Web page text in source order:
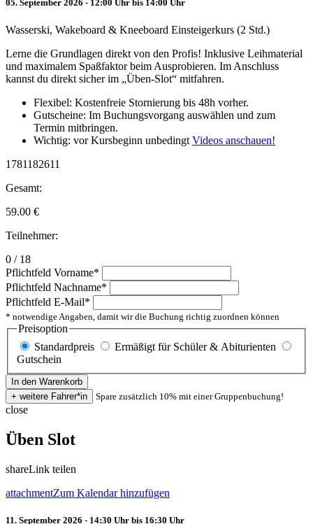
05. September 2026 - 12:00 Uhr bis 14:00 Uhr
Wasserski, Wakeboard & Kneeboard Einsteigerkurs (2 Std.)
Lerne die Grundlagen direkt von den Profis! Inklusive Leihmaterial
und maximalem Spaßfaktor beim Ausprobieren. Im Anschluss
kannst du direkt sicher im „Üben-Slot“ mitfahren.
Flexibel: Kostenfreie Stornierung bis 48h vorher.
Gutscheine: Im Buchungsvorgang auswählen und zum
Termin mitbringen.
Wichtig: vor Kursbeginn unbedingt Videos anschauen!
1781182611
Gesamt:
59.00 €
Teilnehmer:
0 / 18
Pflichtfeld Vorname*
Pflichtfeld Nachname*
Pflichtfeld E-Mail*
* notwendige Angaben, damit wir die Buchung richtig zuordnen können
Preisoption
Standardpreis
Ermäßigt für Schüler & Abiturienten
Gutschein
Spare zusätzlich 10% mit einer Gruppenbuchung!
close
Üben Slot
shareLink teilen
attachmentZum Kalendar hinzufügen
11. September 2026 - 14:30 Uhr bis 16:30 Uhr